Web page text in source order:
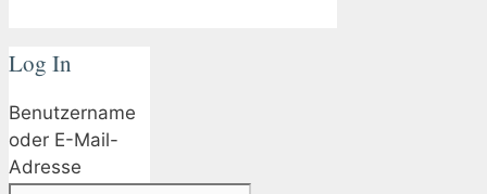
Log In
Benutzername
oder E-Mail-
Adresse